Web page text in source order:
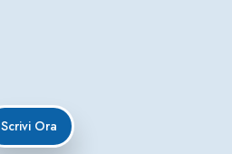
Scrivi Ora